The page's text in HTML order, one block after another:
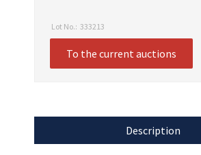
Lot No.: 333213
To the current auctions
Description